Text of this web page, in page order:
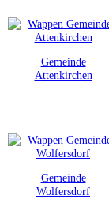
Gemeinde
Attenkirchen
Gemeinde
Wolfersdorf